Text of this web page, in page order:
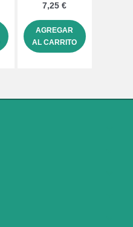
7,25 €
AGREGAR
AL CARRITO